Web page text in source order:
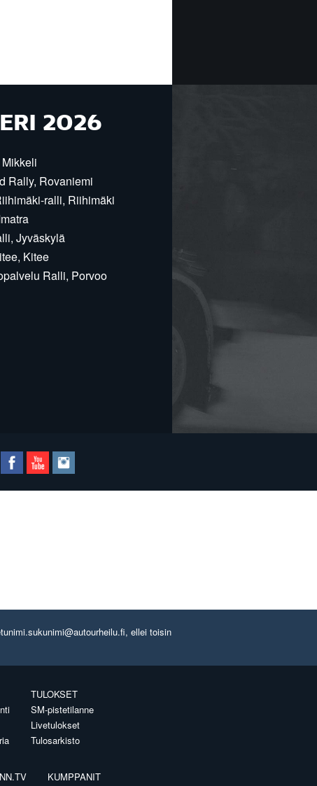
2026
Rally, Rovaniemi
ralli, Riihimäki
Jyväskylä
Kitee
Ralli, Porvoo
ellei toisin
TULOKSET
SM-pistetilanne
Livetulokset
Tulosarkisto
KUMPPANIT